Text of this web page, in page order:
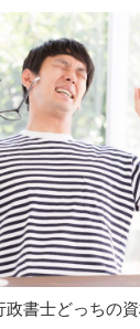
政書士どっちの